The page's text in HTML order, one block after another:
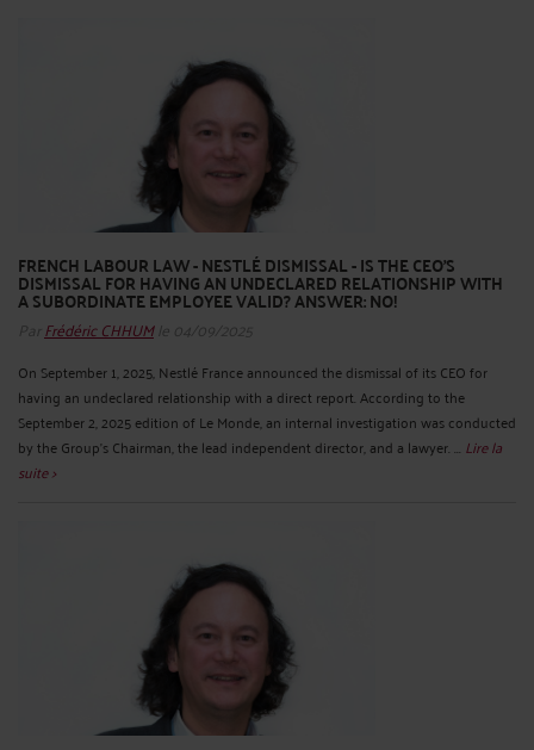
FRENCH LABOUR LAW - NESTLÉ DISMISSAL - IS THE CEO'S
DISMISSAL FOR HAVING AN UNDECLARED RELATIONSHIP WITH
A SUBORDINATE EMPLOYEE VALID? ANSWER: NO!
Par Frédéric CHHUMle 04/09/2025
On September 1, 2025, Nestlé France announced the dismissal of its CEO for
having an undeclared relationship with a direct report. According to the
September 2, 2025 edition of Le Monde, an internal investigation was conducted
by the Group's Chairman, the lead independent director, and a lawyer. ... Lire la
suite >